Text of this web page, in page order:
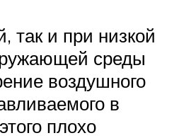
так и при низкой
среды
воздушного
в
плохо